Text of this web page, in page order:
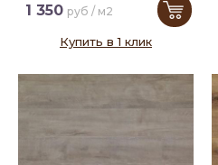
1 350 руб / м2
Купить в 1 клик